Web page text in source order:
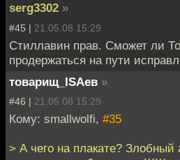
serg3302 »
#45 | 21.05.08 15:29
Стиллавин прав. Сможет ли
продержаться на пути
товарищ_ISAев »
#46 | 21.05.08 15:29
Кому: smallwolfi, #35
> А чего на плакате?